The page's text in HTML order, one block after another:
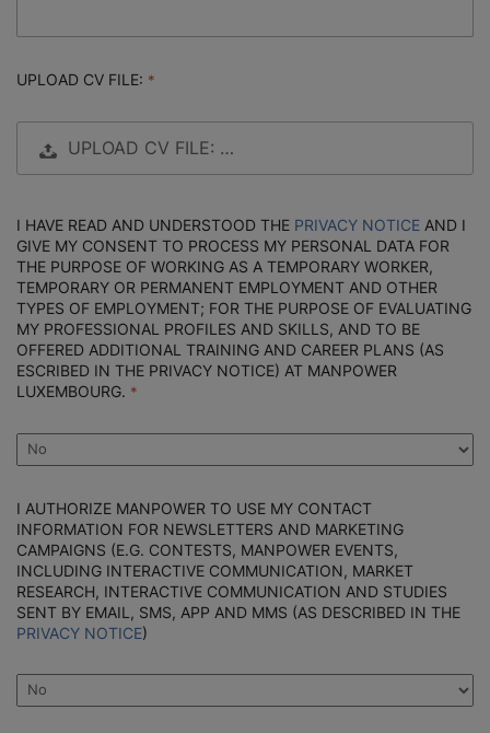
UPLOAD CV FILE:
UPLOAD CV FILE: …
I HAVE READ AND UNDERSTOOD THE PRIVACY NOTICE AND I
GIVE MY CONSENT TO PROCESS MY PERSONAL DATA FOR
THE PURPOSE OF WORKING AS A TEMPORARY WORKER,
TEMPORARY OR PERMANENT EMPLOYMENT AND OTHER
TYPES OF EMPLOYMENT; FOR THE PURPOSE OF EVALUATING
MY PROFESSIONAL PROFILES AND SKILLS, AND TO BE
OFFERED ADDITIONAL TRAINING AND CAREER PLANS (AS
ESCRIBED IN THE PRIVACY NOTICE) AT MANPOWER
LUXEMBOURG.
I AUTHORIZE MANPOWER TO USE MY CONTACT
INFORMATION FOR NEWSLETTERS AND MARKETING
CAMPAIGNS (E.G. CONTESTS, MANPOWER EVENTS,
INCLUDING INTERACTIVE COMMUNICATION, MARKET
RESEARCH, INTERACTIVE COMMUNICATION AND STUDIES
SENT BY EMAIL, SMS, APP AND MMS (AS DESCRIBED IN THE
PRIVACY NOTICE)